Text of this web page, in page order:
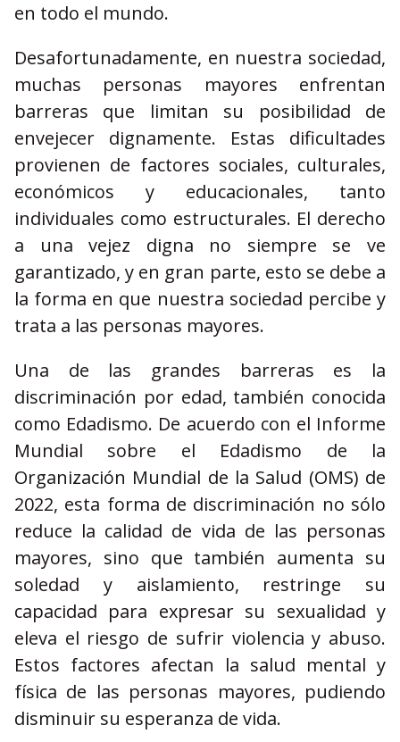
en todo el mundo.
Desafortunadamente, en nuestra sociedad,
muchas personas mayores enfrentan
barreras que limitan su posibilidad de
envejecer dignamente. Estas dificultades
provienen de factores sociales, culturales,
económicos y educacionales, tanto
individuales como estructurales. El derecho
a una vejez digna no siempre se ve
garantizado, y en gran parte, esto se debe a
la forma en que nuestra sociedad percibe y
trata a las personas mayores.
Una de las grandes barreras es la
discriminación por edad, también conocida
como Edadismo. De acuerdo con el Informe
Mundial sobre el Edadismo de la
Organización Mundial de la Salud (OMS) de
2022, esta forma de discriminación no sólo
reduce la calidad de vida de las personas
mayores, sino que también aumenta su
soledad y aislamiento, restringe su
capacidad para expresar su sexualidad y
eleva el riesgo de sufrir violencia y abuso.
Estos factores afectan la salud mental y
física de las personas mayores, pudiendo
disminuir su esperanza de vida.